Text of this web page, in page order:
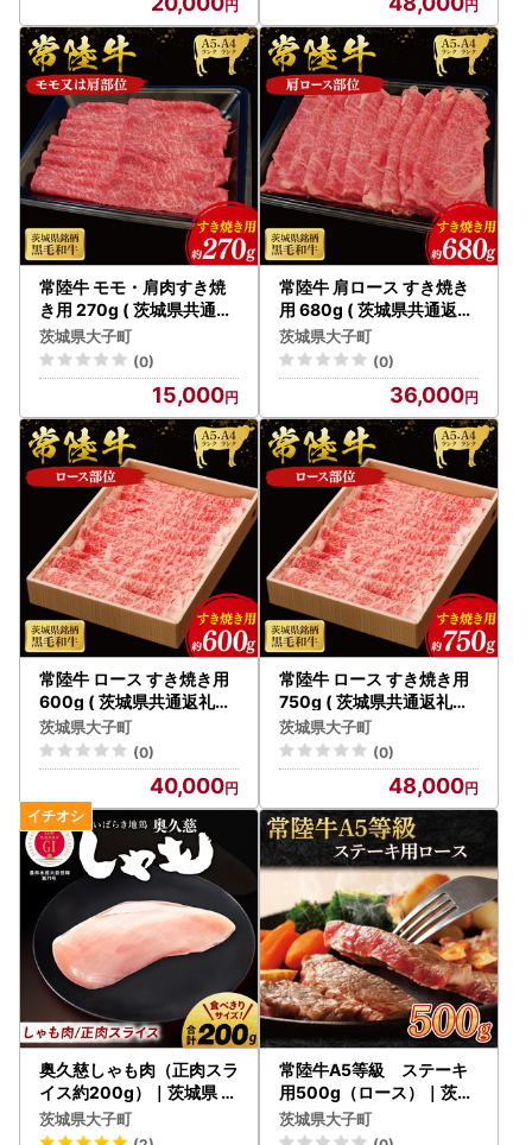
高級ブランド 大子町（CU
014）
常陸牛 モモ・肩肉すき焼
き用 270g ( 茨城県共通返
礼品 ) 国産 肉 すきやき ブ
ランド牛 ギフト 贈り物 お
祝い 黒毛和牛 最高級ブラ
ンド 大子町（CU002）
茨城県大子町
(0)
15,000
常陸牛 肩ロース すき焼き
用 680g ( 茨城県共通返礼
品 ) 国産 肉 すき焼き ブラ
ンド牛 ギフト 贈り物 お祝
い 黒毛和牛 最高級ブラン
ド 大子町（CU007）
茨城県大子町
(0)
36,000
常陸牛 ロース すき焼き用
600g ( 茨城県共通返礼品
) 国産 肉 すき焼き すきや
き ブランド牛 ギフト 贈り
物 お歳暮 お中元 お祝い 黒
毛和牛 最高級ブランド 大
子町（CU011）
茨城県大子町
(0)
40,000
常陸牛 ロース すき焼き用
750g ( 茨城県共通返礼品
) 国産 肉 すき焼き すきや
き ブランド牛 ギフト 贈り
物 お歳暮 お中元 お祝い 黒
毛和牛 最高級ブランド 大
子町（CU012）
茨城県大子町
(0)
48,000
奥久慈しゃも肉（正肉スラ
イス約200g）｜茨城県 大
子町 奥久慈 袋田 奥久慈し
ゃも生産組合 軍鶏 地鶏 鶏
茨城県大子町
常陸牛A5等級 ステーキ
用500g（ロース）｜茨城
県 大子町 奥久慈 お肉 牛肉
銘柄牛 ブランド牛 和牛 常
茨城県大子町